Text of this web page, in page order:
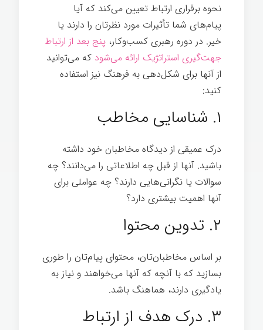
نحوه برقراری ارتباط تعیین می‌کند که آیا
پیام‌های شما تأثیرات مورد نظرتان را دارند یا
خیر. در دوره رهبری کسب‌وکار، پنج بعد از ارتباط
جهت‌گیری استراتژیک ارائه می‌شود که می‌توانید
از آنها برای شکل‌دهی به فرهنگ نیز استفاده
کنيد:
۱. شناسایی مخاطب
درک عمیقی از دیدگاه مخاطبان خود داشته
باشید. آنها از قبل چه اطلاعاتی را می‌دانند؟ چه
سوالات یا نگرانی‌هایی دارند؟ چه عواملی برای
آنها اهمیت بیشتری دارد؟
۲. تدوین محتوا
بر اساس مخاطبان‌تان، محتوای پیام‌تان را طوری
بسازید که با آنچه که آنها می‌خواهند و نیاز به
یادگیری دارند، هماهنگ باشد.
۳. درک هدف از ارتباط